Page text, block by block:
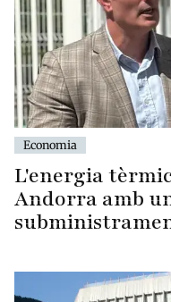
Economia
L'energia
Andorra amb